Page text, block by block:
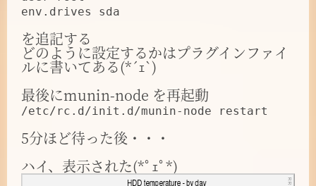
env.drives sda
を追記する
どのように設定するかはプラグインファイ
ルに書いてある(*´ｪ`)
最後にmunin-node を再起動
/etc/rc.d/init.d/munin-node restart
5分ほど待った後・・・
ハイ、表示された(*ﾟｪﾟ*)